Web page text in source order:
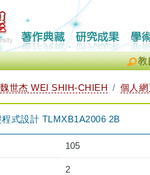
教
魏世杰 WEI SHIH-CHIEH 個人網
式設計 TLMXB1A2006 2B
105
2